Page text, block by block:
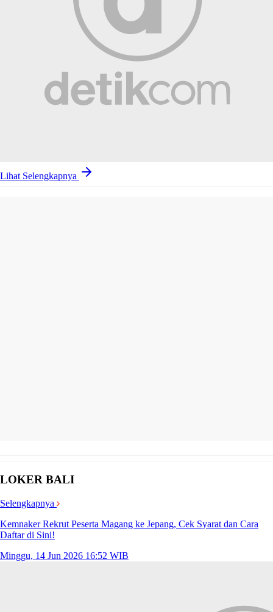
Lihat Selengkapnya
LOKER BALI
Selengkapnya
Kemnaker Rekrut Peserta Magang ke Jepang, Cek Syarat dan Cara
Daftar di Sini!
Minggu, 14 Jun 2026 16:52 WIB